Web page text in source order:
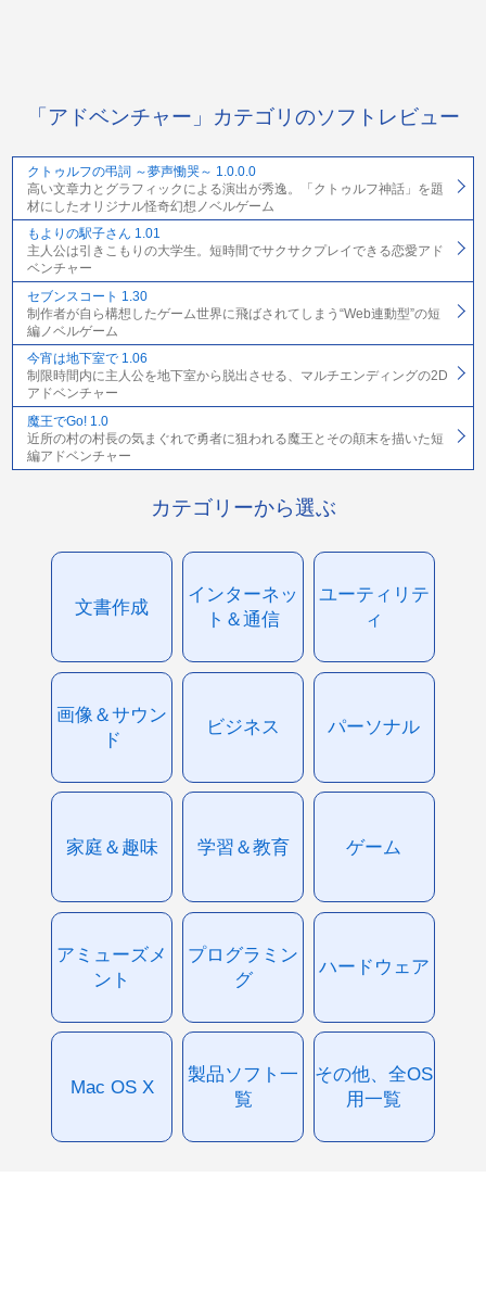
「アドベンチャー」カテゴリのソフトレビュー
クトゥルフの弔詞 ～夢声慟哭～ 1.0.0.0
高い文章力とグラフィックによる演出が秀逸。「クトゥルフ神話」を題
材にしたオリジナル怪奇幻想ノベルゲーム
もよりの駅子さん 1.01
主人公は引きこもりの大学生。短時間でサクサクプレイできる恋愛アド
ベンチャー
セブンスコート 1.30
制作者が自ら構想したゲーム世界に飛ばされてしまう“Web連動型”の短
編ノベルゲーム
今宵は地下室で 1.06
制限時間内に主人公を地下室から脱出させる、マルチエンディングの2D
アドベンチャー
魔王でGo! 1.0
近所の村の村長の気まぐれで勇者に狙われる魔王とその顛末を描いた短
編アドベンチャー
カテゴリーから選ぶ
文書作成
インターネッ
ト＆通信
ユーティリテ
ィ
画像＆サウン
ド
ビジネス パーソナル
家庭＆趣味 学習＆教育 ゲーム
アミューズメ
ント
プログラミン
グ
ハードウェア
Mac OS X
製品ソフト一
覧
その他、全OS
用一覧